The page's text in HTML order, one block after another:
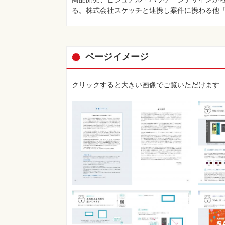
る。株式会社スケッチと連携し案件に携わる他
ページイメージ
クリックすると大きい画像でご覧いただけます